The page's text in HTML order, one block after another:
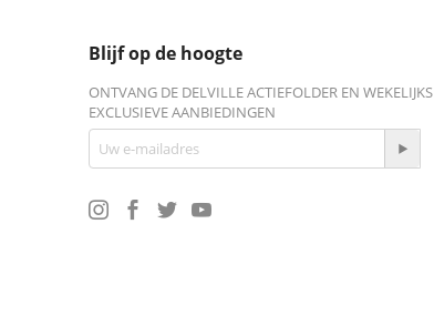
Blijf op de hoogte
ONTVANG DE DELVILLE ACTIEFOLDER EN WEKELIJKS
EXCLUSIEVE AANBIEDINGEN